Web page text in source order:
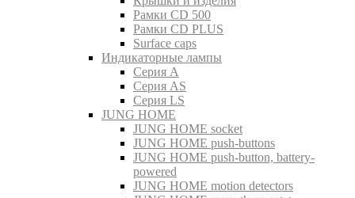
Рамки CD 500
Рамки CD PLUS
Surface caps
Индикаторные лампы
Серия A
Серия AS
Серия LS
JUNG HOME
JUNG HOME socket
JUNG HOME push-buttons
JUNG HOME push-button, battery-
powered
JUNG HOME motion detectors